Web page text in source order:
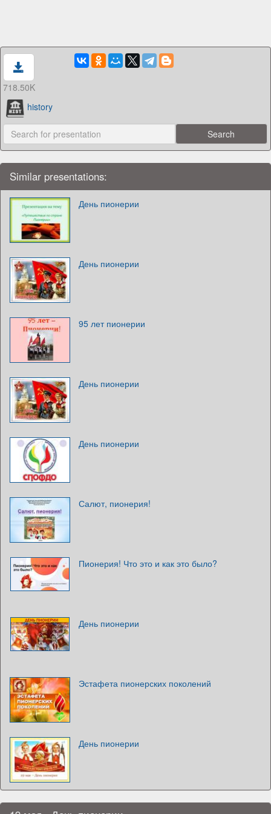
718.50K
history
Similar presentations:
День пионерии
День пионерии
95 лет пионерии
День пионерии
День пионерии
Салют, пионерия!
Пионерия! Что это и как это было?
День пионерии
Эстафета пионерских поколений
День пионерии